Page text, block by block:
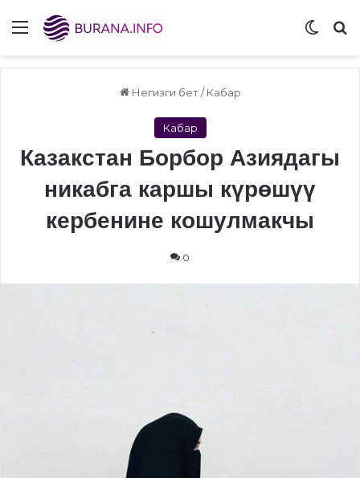
Menu
Негизги бет / Кабар
Кабар
Казакстан Борбор Азиядагы
никабга каршы күрөшүү
кербенине кошулмакчы
0